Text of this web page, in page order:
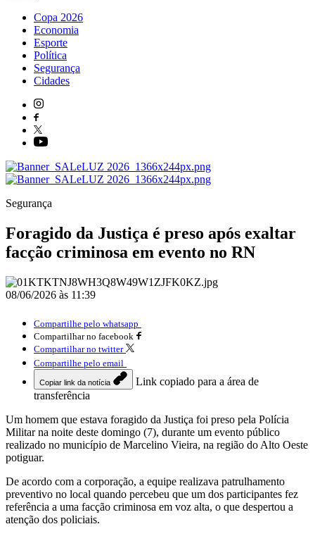
Copa 2026
Economia
Esporte
Política
Segurança
Cidades
Segurança
Foragido da Justiça é preso após exaltar
facção criminosa em evento no RN
08/06/2026 às 11:39
Compartilhe pelo whatsapp
Compartilhar no facebook
Compartilhar no twitter
Compartilhe pelo email
Copiar link da notícia
Link copiado para a área de
transferência
Um homem que estava foragido da Justiça foi preso pela Polícia
Militar na noite deste domingo (7), durante um evento público
realizado no município de Marcelino Vieira, na região do Alto Oeste
potiguar.
De acordo com a corporação, a equipe realizava patrulhamento
preventivo no local quando percebeu que um dos participantes fez
referência a uma facção criminosa em voz alta, o que despertou a
atenção dos policiais.